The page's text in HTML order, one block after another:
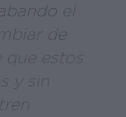
el
de
que estos
y sin